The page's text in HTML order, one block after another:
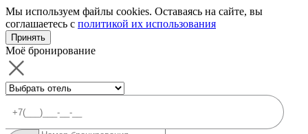
Мы используем файлы cookies. Оставаясь на сайте, вы
соглашаетесь с политикой их использования
Принять
Моё бронирование